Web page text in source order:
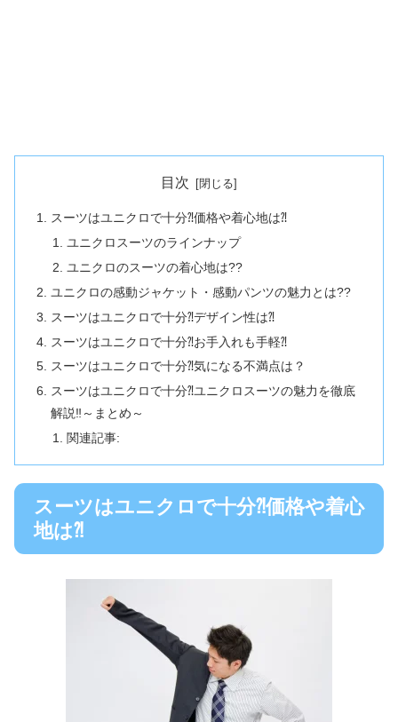
目次
スーツはユニクロで十分⁈価格や着心地は⁈
ユニクロスーツのラインナップ
ユニクロのスーツの着心地は??
ユニクロの感動ジャケット・感動パンツの魅力とは??
スーツはユニクロで十分⁈デザイン性は⁈
スーツはユニクロで十分⁈お手入れも手軽⁈
スーツはユニクロで十分⁈気になる不満点は？
スーツはユニクロで十分⁈ユニクロスーツの魅力を徹底
解説‼︎～まとめ～
関連記事:
スーツはユニクロで十分⁈価格や着心
地は⁈